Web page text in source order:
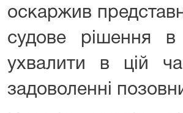
оскаржив
судове рішення в
ухвалити в цій
задоволенні